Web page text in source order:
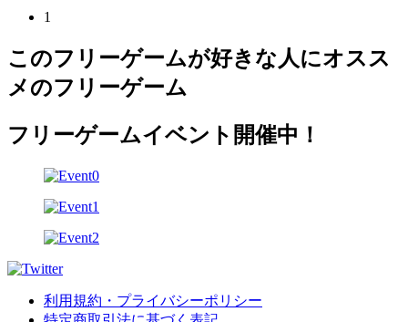
1
このフリーゲームが好きな人にオスス
メのフリーゲーム
フリーゲームイベント開催中！
利用規約・プライバシーポリシー